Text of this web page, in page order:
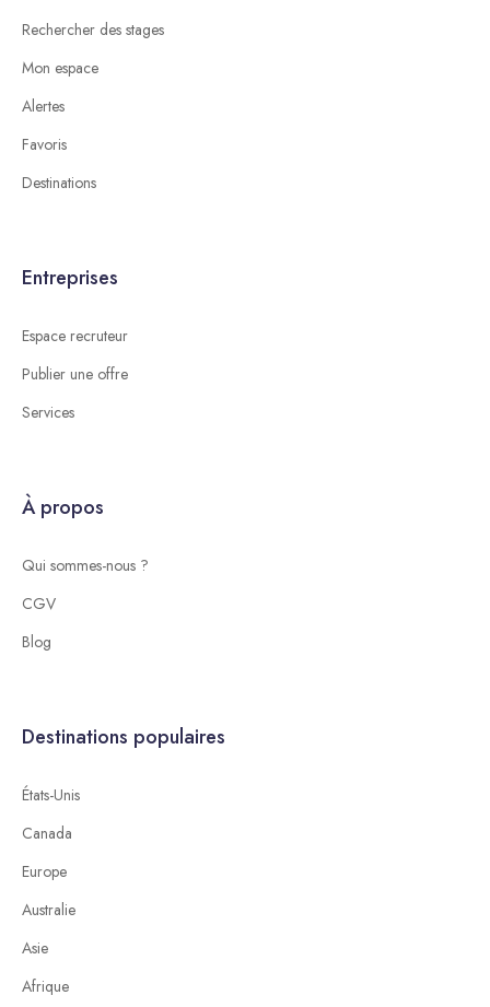
Rechercher des stages
Mon espace
Alertes
Favoris
Destinations
Entreprises
Espace recruteur
Publier une offre
Services
À propos
Qui sommes-nous ?
CGV
Blog
Destinations populaires
États-Unis
Canada
Europe
Australie
Asie
Afrique